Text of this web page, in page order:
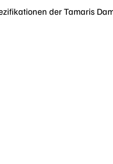
der Tamaris